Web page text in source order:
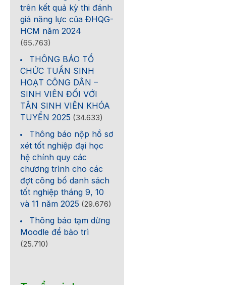
trên kết quả kỳ thi đánh
giá năng lực của ĐHQG-
HCM năm 2024
(65.763)
THÔNG BÁO TỔ
CHỨC TUẦN SINH
HOẠT CÔNG DÂN –
SINH VIÊN ĐỐI VỚI
TÂN SINH VIÊN KHÓA
TUYỂN 2025 (34.633)
Thông báo nộp hồ sơ
xét tốt nghiệp đại học
hệ chính quy các
chương trình cho các
đợt công bố danh sách
tốt nghiệp tháng 9, 10
và 11 năm 2025 (29.676)
Thông báo tạm dừng
Moodle để bảo trì
(25.710)